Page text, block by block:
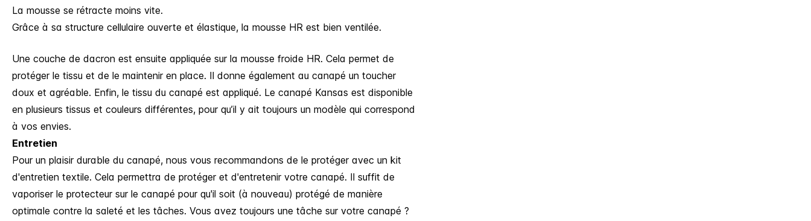
La mousse se rétracte moins vite.
Grâce à sa structure cellulaire ouverte et élastique, la mousse HR est bien ventilée.
Une couche de dacron est ensuite appliquée sur la mousse froide HR. Cela permet de
protéger le tissu et de le maintenir en place. Il donne également au canapé un toucher
doux et agréable. Enfin, le tissu du canapé est appliqué. Le canapé Kansas est disponible
en plusieurs tissus et couleurs différentes, pour qu’il y ait toujours un modèle qui correspond
à vos envies.
Entretien
Pour un plaisir durable du canapé, nous vous recommandons de le protéger avec un kit
d'entretien textile. Cela permettra de protéger et d'entretenir votre canapé. Il suffit de
vaporiser le protecteur sur le canapé pour qu'il soit (à nouveau) protégé de manière
optimale contre la saleté et les tâches. Vous avez toujours une tâche sur votre canapé ?